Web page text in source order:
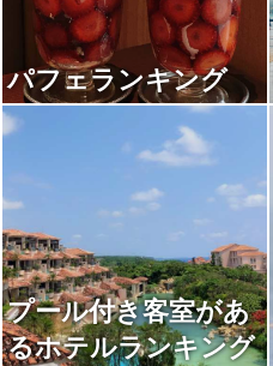
パフェランキング
プール付き客室があ
るホテルランキング